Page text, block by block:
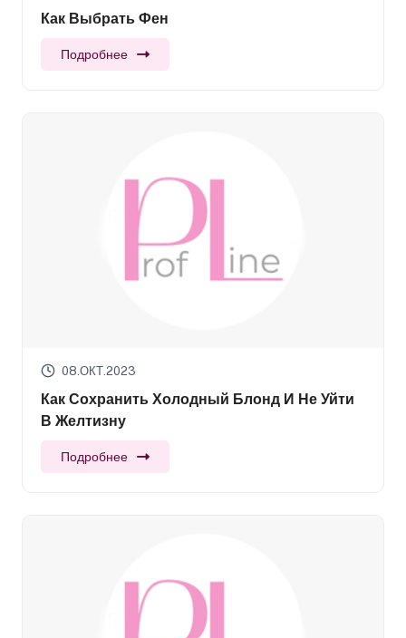
Как Выбрать Фен
Подробнее
08.ОКТ.2023
Как Сохранить Холодный Блонд И Не Уйти
В Желтизну
Подробнее